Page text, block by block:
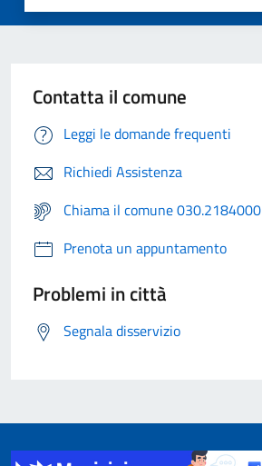
Contatta il comune
Leggi le domande frequenti
Richiedi Assistenza
Chiama il comune 030.2184000
Prenota un appuntamento
Problemi in città
Segnala disservizio